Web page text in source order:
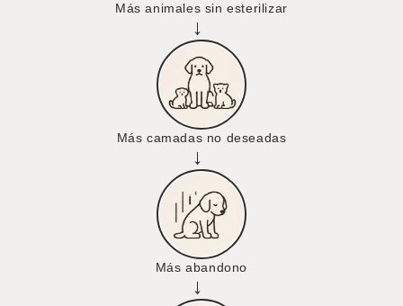
Más animales sin esterilizar
→
Más camadas no deseadas
→
Más abandono
→